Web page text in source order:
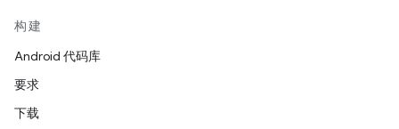
构建
Android 代码库
要求
下载